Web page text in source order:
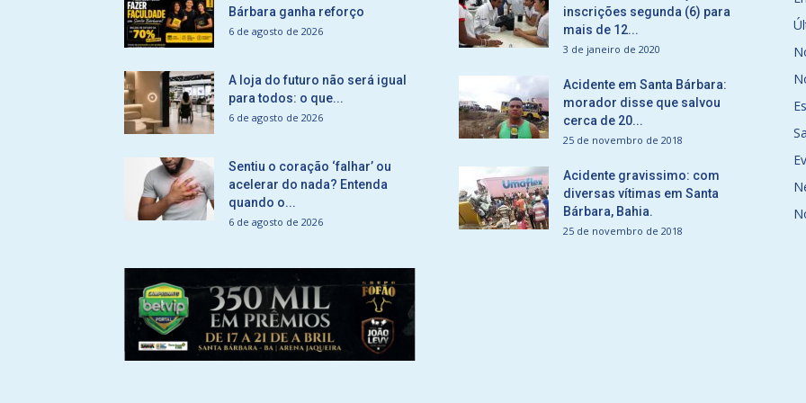
Bárbara ganha reforço
6 de agosto de 2026
A loja do futuro não será igual
para todos: o que...
6 de agosto de 2026
Sentiu o coração ‘falhar’ ou
acelerar do nada? Entenda
quando o...
6 de agosto de 2026
inscrições segunda (6) para
mais de 12...
3 de janeiro de 2020
Acidente em Santa Bárbara:
morador disse que salvou
cerca de 20...
25 de novembro de 2018
Acidente gravissimo: com
diversas vítimas em Santa
Bárbara, Bahia.
25 de novembro de 2018